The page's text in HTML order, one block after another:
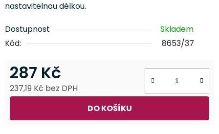
nastavitelnou délkou.
Dostupnost
Skladem
Kód:
8653/37
287 Kč
237,19 Kč bez DPH
DO KOŠÍKU